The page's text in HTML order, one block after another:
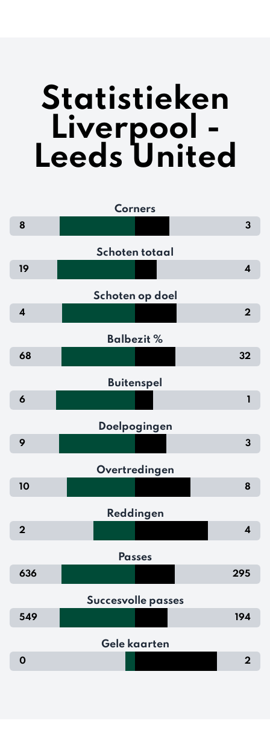
Statistieken
Liverpool -
Leeds United
Corners
8 3
Schoten totaal
19 4
Schoten op doel
4 2
Balbezit %
68 32
Buitenspel
6 1
Doelpogingen
9 3
Overtredingen
10 8
Reddingen
2 4
Passes
636 295
Succesvolle passes
549 194
Gele kaarten
0 2